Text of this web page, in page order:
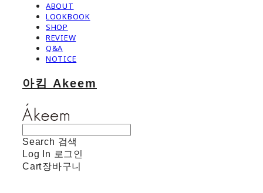
ABOUT
LOOKBOOK
SHOP
REVIEW
Q&A
NOTICE
아킴 Akeem
Search 검색
Log In 로그인
Cart장바구니